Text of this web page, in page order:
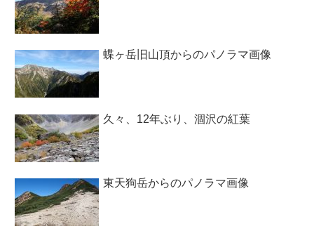
蝶ヶ岳旧山頂からのパノラマ画像
久々、12年ぶり、涸沢の紅葉
東天狗岳からのパノラマ画像